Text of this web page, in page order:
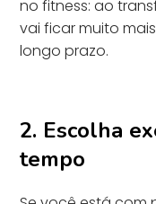
no fitness: ao
vai ficar muito
longo prazo.
2. Escolha
tempo